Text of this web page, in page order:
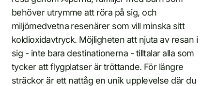
behöver utrymme att röra på sig, och
miljömedvetna resenärer som vill minska sitt
koldioxidavtryck. Möjligheten att njuta av resan i
sig - inte bara destinationerna - tilltalar alla som
tycker att flygplatser är tröttande. För längre
sträckor är ett nattåg en unik upplevelse där du